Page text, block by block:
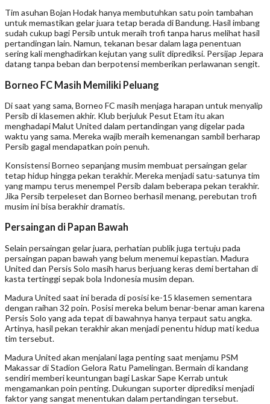
Tim asuhan Bojan Hodak hanya membutuhkan satu poin tambahan
untuk memastikan gelar juara tetap berada di Bandung. Hasil imbang
sudah cukup bagi Persib untuk meraih trofi tanpa harus melihat hasil
pertandingan lain. Namun, tekanan besar dalam laga penentuan
sering kali menghadirkan kejutan yang sulit diprediksi. Persijap Jepara
datang tanpa beban dan berpotensi memberikan perlawanan sengit.
Borneo FC Masih Memiliki Peluang
Di saat yang sama, Borneo FC masih menjaga harapan untuk menyalip
Persib di klasemen akhir. Klub berjuluk Pesut Etam itu akan
menghadapi Malut United dalam pertandingan yang digelar pada
waktu yang sama. Mereka wajib meraih kemenangan sambil berharap
Persib gagal mendapatkan poin penuh.
Konsistensi Borneo sepanjang musim membuat persaingan gelar
tetap hidup hingga pekan terakhir. Mereka menjadi satu-satunya tim
yang mampu terus menempel Persib dalam beberapa pekan terakhir.
Jika Persib terpeleset dan Borneo berhasil menang, perebutan trofi
musim ini bisa berakhir dramatis.
Persaingan di Papan Bawah
Selain persaingan gelar juara, perhatian publik juga tertuju pada
persaingan papan bawah yang belum menemui kepastian. Madura
United dan Persis Solo masih harus berjuang keras demi bertahan di
kasta tertinggi sepak bola Indonesia musim depan.
Madura United saat ini berada di posisi ke-15 klasemen sementara
dengan raihan 32 poin. Posisi mereka belum benar-benar aman karena
Persis Solo yang ada tepat di bawahnya hanya terpaut satu angka.
Artinya, hasil pekan terakhir akan menjadi penentu hidup mati kedua
tim tersebut.
Madura United akan menjalani laga penting saat menjamu PSM
Makassar di Stadion Gelora Ratu Pamelingan. Bermain di kandang
sendiri memberi keuntungan bagi Laskar Sape Kerrab untuk
mengamankan poin penting. Dukungan suporter diprediksi menjadi
faktor yang sangat menentukan dalam pertandingan tersebut.